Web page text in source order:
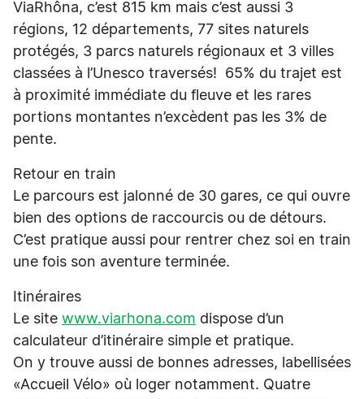
ViaRhôna, c’est 815 km mais c’est aussi 3
régions, 12 départements, 77 sites naturels
protégés, 3 parcs naturels régionaux et 3 villes
classées à l’Unesco traversés! 65% du trajet est
à proximité immédiate du fleuve et les rares
portions montantes n’excèdent pas les 3% de
pente.
Retour en train
Le parcours est jalonné de 30 gares, ce qui ouvre
bien des options de raccourcis ou de détours.
C’est pratique aussi pour rentrer chez soi en train
une fois son aventure terminée.
Itinéraires
Le site www.viarhona.com dispose d’un
calculateur d’itinéraire simple et pratique.
On y trouve aussi de bonnes adresses, labellisées
«Accueil Vélo» où loger notamment. Quatre